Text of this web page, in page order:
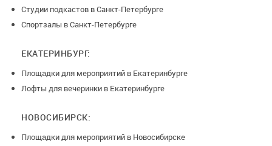
Студии подкастов в Санкт-Петербурге
Спортзалы в Санкт-Петербурге
ЕКАТЕРИНБУРГ:
Площадки для мероприятий в Екатеринбурге
Лофты для вечеринки в Екатеринбурге
НОВОСИБИРСК:
Площадки для мероприятий в Новосибирске